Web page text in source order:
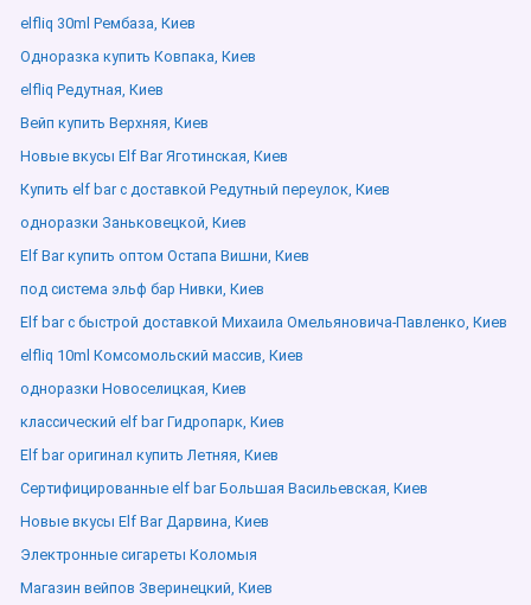
elfliq 30ml Рембаза, Киев
Одноразка купить Ковпака, Киев
elfliq Редутная, Киев
Вейп купить Верхняя, Киев
Новые вкусы Elf Bar Яготинская, Киев
Купить elf bar с доставкой Редутный переулок, Киев
одноразки Заньковецкой, Киев
Elf Bar купить оптом Остапа Вишни, Киев
под система эльф бар Нивки, Киев
Elf bar с быстрой доставкой Михаила Омельяновича-Павленко, Киев
elfliq 10ml Комсомольский массив, Киев
одноразки Новоселицкая, Киев
классический elf bar Гидропарк, Киев
Elf bar оригинал купить Летняя, Киев
Сертифицированные elf bar Большая Васильевская, Киев
Новые вкусы Elf Bar Дарвина, Киев
Электронные сигареты Коломыя
Магазин вейпов Зверинецкий, Киев